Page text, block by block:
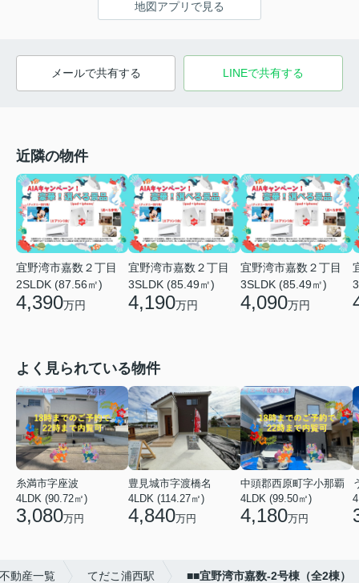
地図アプリで見る
メールで共有する LINEで共有する
近隣の物件
宜野湾市嘉数２丁目
2SLDK (87.56㎡)
4,390万円
宜野湾市嘉数２丁目
3SLDK (85.49㎡)
4,190万円
宜野湾市嘉数２丁目
3SLDK (85.49㎡)
4,090万円
よく見られている物件
糸満市字座波
4LDK (90.72㎡)
3,080万円
豊見城市字渡橋名
4LDK (114.27㎡)
4,840万円
中頭郡西原町字小那覇
4LDK (99.50㎡)
4,180万円
動産一覧 てだこ浦西駅 ■■宜野湾市嘉数-2号棟（全2棟）